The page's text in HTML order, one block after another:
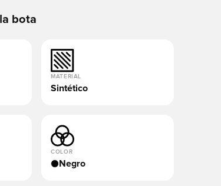
bota
MATERIAL
Sintético
COLOR
Negro